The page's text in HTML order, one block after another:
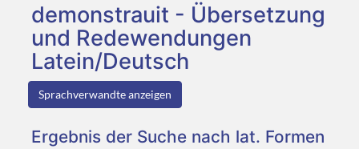
demonstrauit - Übersetzung
und Redewendungen
Latein/Deutsch
Sprachverwandte anzeigen
Ergebnis der Suche nach lat. Formen